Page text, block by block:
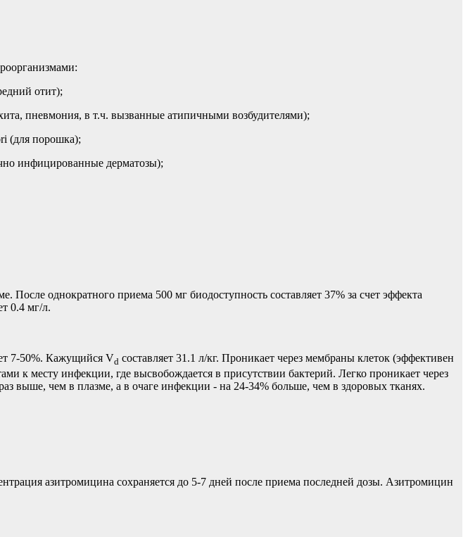
отит);
пневмония, в т.ч. вызванные атипичными возбудителями);
(для порошка);
инфицированные дерматозы);
После однократного приема 500 мг биодоступность составляет 37% за счет эффекта
0.4 мг/л.
7-50%. Кажущийся Vd составляет 31.1 л/кг. Проникает через мембраны клеток (эффективен
к месту инфекции, где высвобождается в присутствии бактерий. Легко проникает через
выше, чем в плазме, а в очаге инфекции - на 24-34% больше, чем в здоровых тканях.
азитромицина сохраняется до 5-7 дней после приема последней дозы. Азитромицин